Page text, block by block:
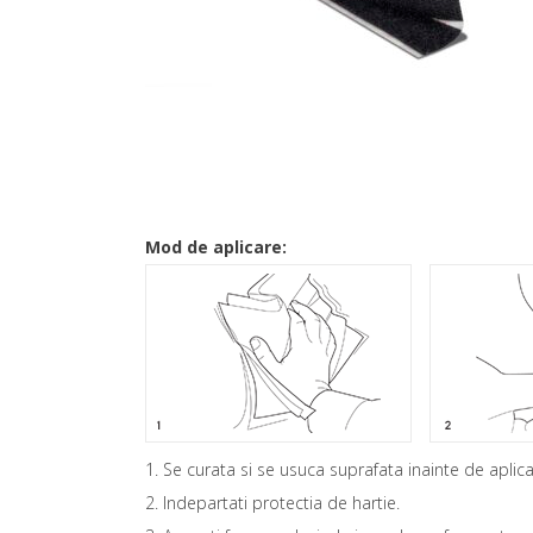
Mod de aplicare:
1. Se curata si se usuca suprafata inainte de
2. Indepartati protectia de hartie.